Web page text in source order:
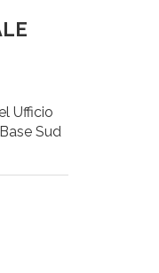
Ufficio
Sud